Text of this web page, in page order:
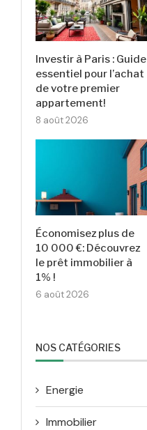
Investir à Paris : Guide
essentiel pour l’achat
de votre premier
appartement!
8 août 2026
Économisez plus de
10 000 €: Découvrez
le prêt immobilier à
1% !
6 août 2026
NOS CATÉGORIES
Energie
Immobilier